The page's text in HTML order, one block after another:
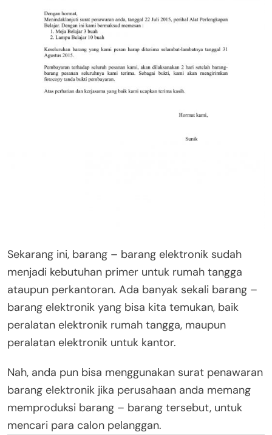
Sekarang ini, barang – barang elektronik sudah
menjadi kebutuhan primer untuk rumah tangga
ataupun perkantoran. Ada banyak sekali barang –
barang elektronik yang bisa kita temukan, baik
peralatan elektronik rumah tangga, maupun
peralatan elektronik untuk kantor.
Nah, anda pun bisa menggunakan surat penawaran
barang elektronik jika perusahaan anda memang
memproduksi barang – barang tersebut, untuk
mencari para calon pelanggan.